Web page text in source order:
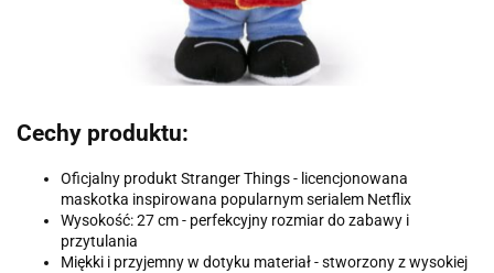
Cechy produktu:
Oficjalny produkt Stranger Things - licencjonowana
maskotka inspirowana popularnym serialem Netflix
Wysokość: 27 cm - perfekcyjny rozmiar do zabawy i
przytulania
Miękki i przyjemny w dotyku materiał - stworzony z wysokiej